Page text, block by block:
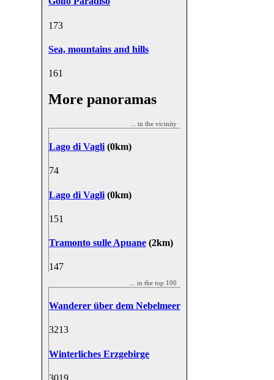
173
Sea, mountains and hills
161
More panoramas
... in the vicinity
Lago di Vagli (0km)
74
Lago di Vagli (0km)
151
Tramonto sulle Apuane (2km)
147
... in the top 100
Wanderer über dem Nebelmeer
3213
Winterliches Erzgebirge
3019